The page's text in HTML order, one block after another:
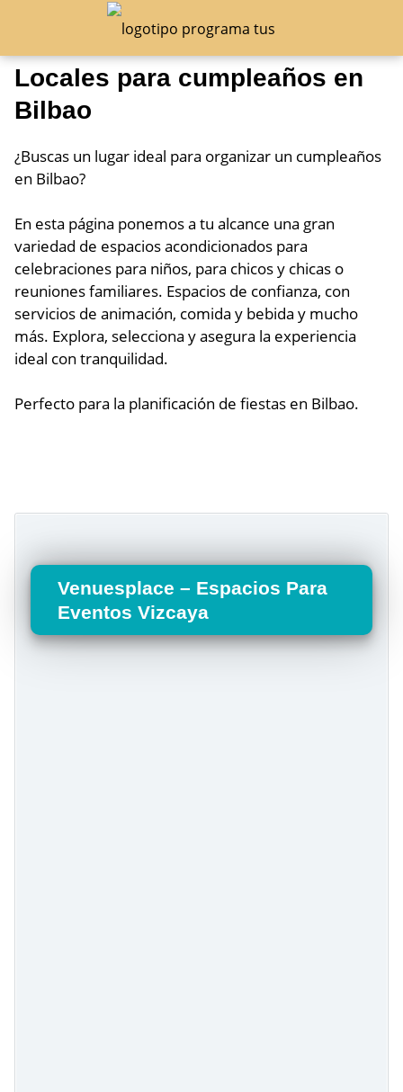
Locales para cumpleaños en
Bilbao
¿Buscas un lugar ideal para organizar un cumpleaños
en Bilbao?
En esta página ponemos a tu alcance una gran
variedad de espacios acondicionados para
celebraciones para niños, para chicos y chicas o
reuniones familiares. Espacios de confianza, con
servicios de animación, comida y bebida y mucho
más. Explora, selecciona y asegura la experiencia
ideal con tranquilidad.
Perfecto para la planificación de fiestas en Bilbao.
Venuesplace – Espacios Para
Eventos Vizcaya